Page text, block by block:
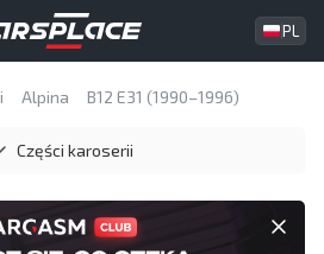
PL
Alpina B12 E31 (1990–1996)
Części karoserii